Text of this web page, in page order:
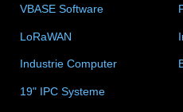
VBASE Software
LoRaWAN
Industrie Computer
19" IPC Systeme